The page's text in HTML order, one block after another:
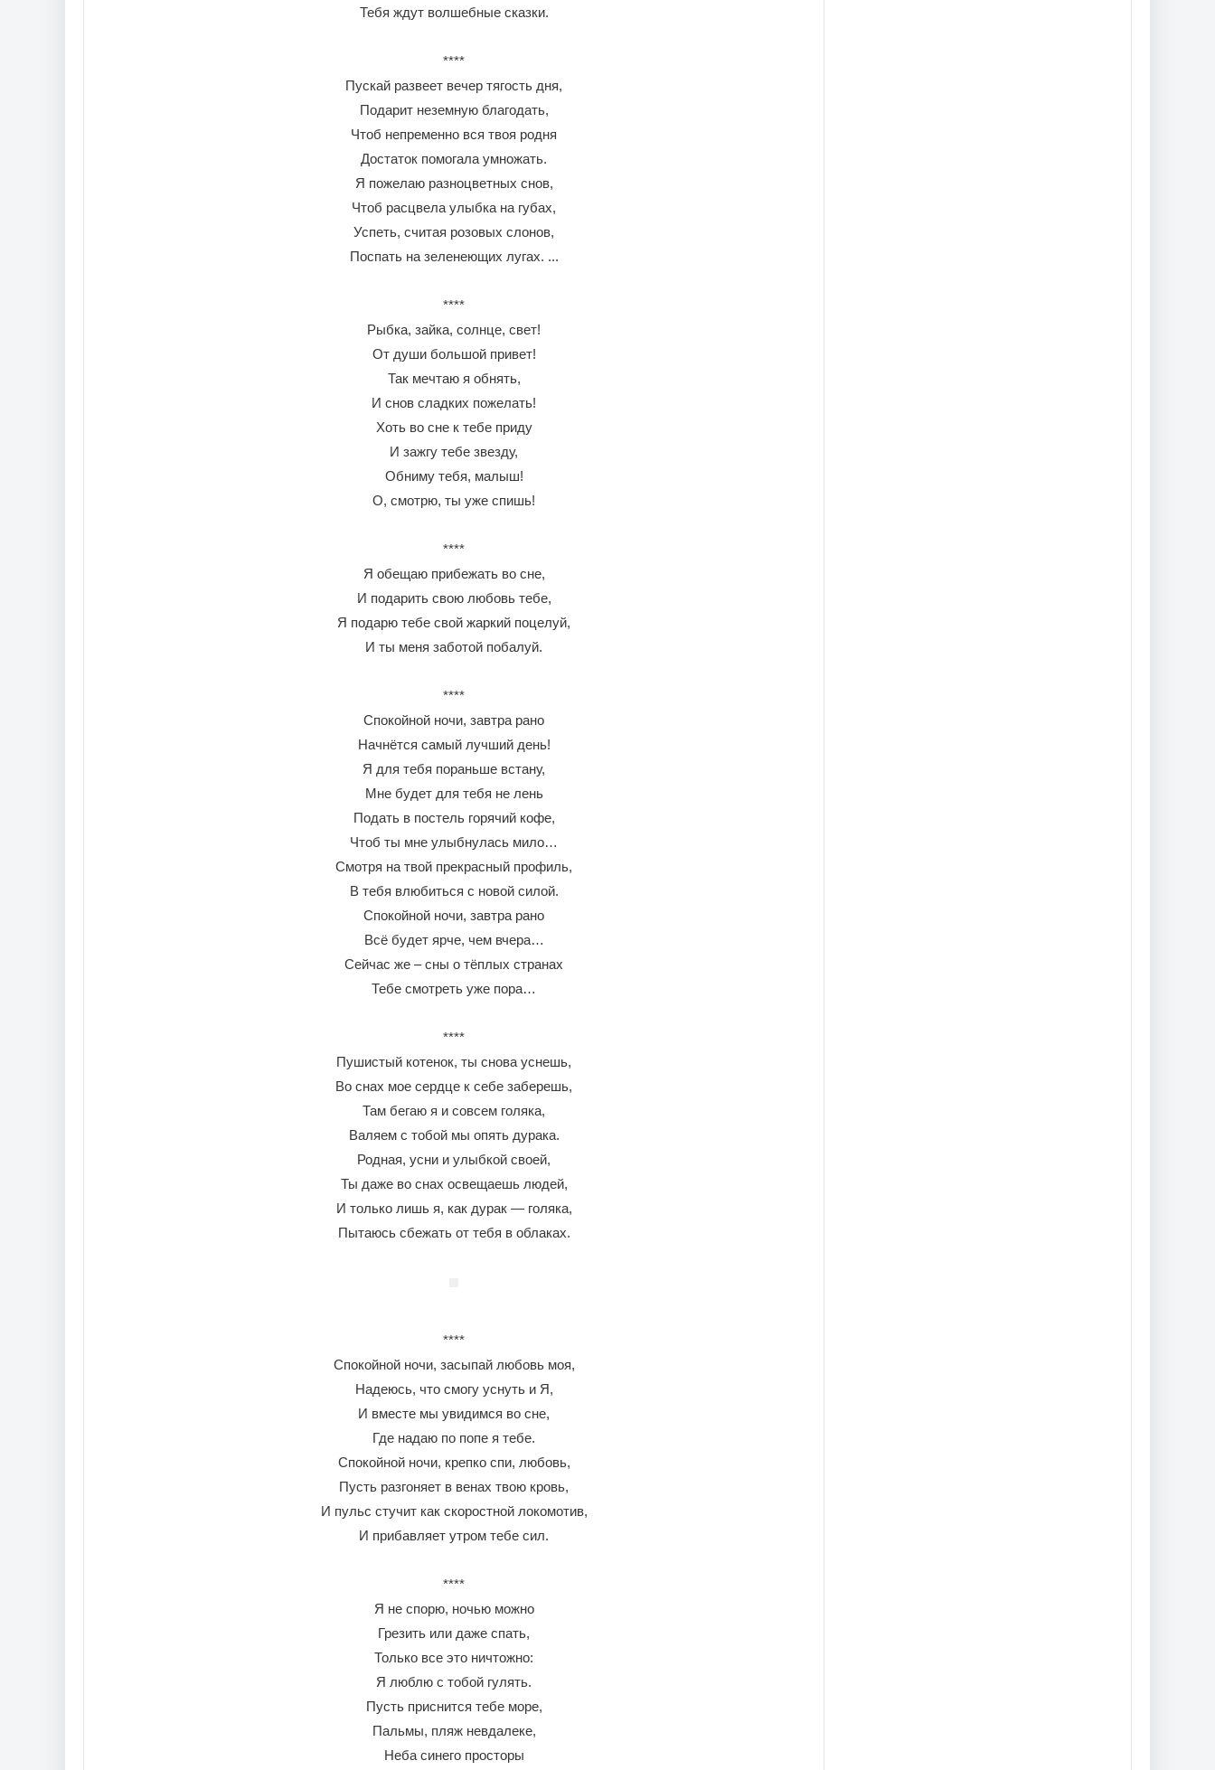
Тебя ждут волшебные сказки.
****
Пускай развеет вечер тягость дня,
Подарит неземную благодать,
Чтоб непременно вся твоя родня
Достаток помогала умножать.
Я пожелаю разноцветных снов,
Чтоб расцвела улыбка на губах,
Успеть, считая розовых слонов,
Поспать на зеленеющих лугах. ...
****
Рыбка, зайка, солнце, свет!
От души большой привет!
Так мечтаю я обнять,
И снов сладких пожелать!
Хоть во сне к тебе приду
И зажгу тебе звезду,
Обниму тебя, малыш!
О, смотрю, ты уже спишь!
****
Я обещаю прибежать во сне,
И подарить свою любовь тебе,
Я подарю тебе свой жаркий поцелуй,
И ты меня заботой побалуй.
****
Спокойной ночи, завтра рано
Начнётся самый лучший день!
Я для тебя пораньше встану,
Мне будет для тебя не лень
Подать в постель горячий кофе,
Чтоб ты мне улыбнулась мило…
Смотря на твой прекрасный профиль,
В тебя влюбиться с новой силой.
Спокойной ночи, завтра рано
Всё будет ярче, чем вчера…
Сейчас же – сны о тёплых странах
Тебе смотреть уже пора…
****
Пушистый котенок, ты снова уснешь,
Во снах мое сердце к себе заберешь,
Там бегаю я и совсем голяка,
Валяем с тобой мы опять дурака.
Родная, усни и улыбкой своей,
Ты даже во снах освещаешь людей,
И только лишь я, как дурак — голяка,
Пытаюсь сбежать от тебя в облаках.
****
Спокойной ночи, засыпай любовь моя,
Надеюсь, что смогу уснуть и Я,
И вместе мы увидимся во сне,
Где надаю по попе я тебе.
Спокойной ночи, крепко спи, любовь,
Пусть разгоняет в венах твою кровь,
И пульс стучит как скоростной локомотив,
И прибавляет утром тебе сил.
****
Я не спорю, ночью можно
Грезить или даже спать,
Только все это ничтожно:
Я люблю с тобой гулять.
Пусть приснится тебе море,
Пальмы, пляж невдалеке,
Неба синего просторы